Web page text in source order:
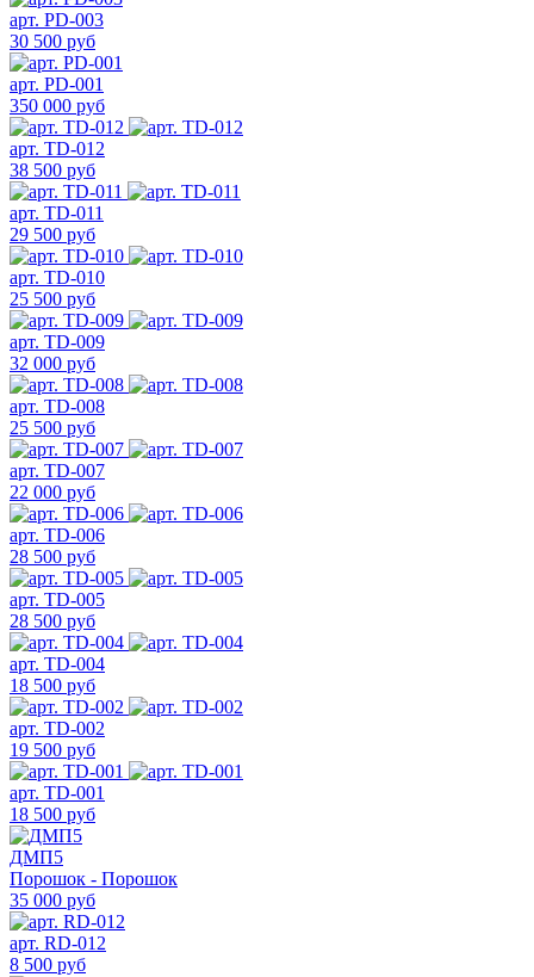
арт. PD-003
30 500 руб
арт. PD-001
350 000 руб
арт. TD-012
38 500 руб
арт. TD-011
29 500 руб
арт. TD-010
25 500 руб
арт. TD-009
32 000 руб
арт. TD-008
25 500 руб
арт. TD-007
22 000 руб
арт. TD-006
28 500 руб
арт. TD-005
28 500 руб
арт. TD-004
18 500 руб
арт. TD-002
19 500 руб
арт. TD-001
18 500 руб
ДМП5
Порошок - Порошок
35 000 руб
арт. RD-012
8 500 руб